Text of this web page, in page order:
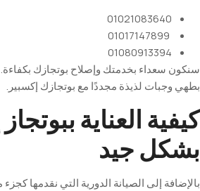
01021083640
01080913394
سنكون سعداء بخدمتك وإصلاح بوتجازك بكفاءة.
بطهي وجبات لذيذة مجددًا مع بوتجازك إكسبير .
كيفية العناية
بشكل جيد
بالإضافة إلى الصيانة الدورية التي نقدمها